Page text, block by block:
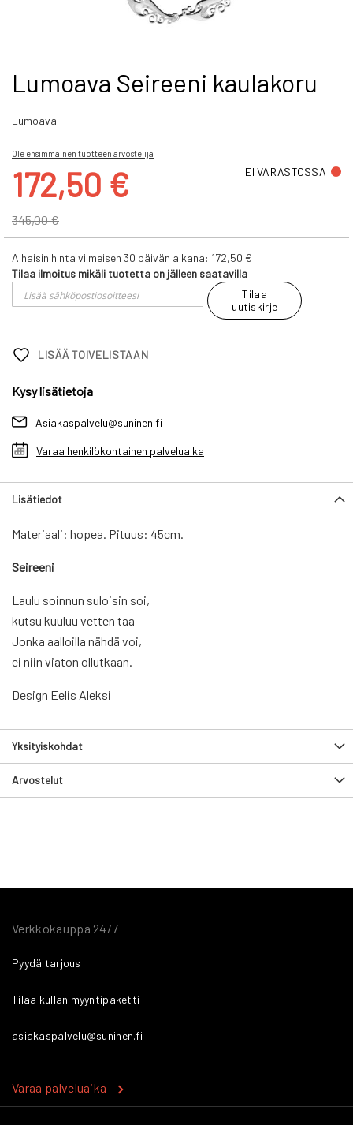
Skip
to
beginning
the
gallery
Lumoava Seireeni kaulakoru
Lumoava
Ole ensimmäinen tuotteen arvostelija
Tarjoushinta
172,50 €
345,00 €
EI VARASTOSSA
Alhaisin hinta viimeisen 30 päivän aikana: 172,50 €
Tilaa ilmoitus mikäli tuotetta on jälleen saatavilla
Tilaa
uutiskirje
LISÄÄ TOIVELISTAAN
Kysy lisätietoja
Asiakaspalvelu@suninen.fi
Varaa henkilökohtainen palveluaika
Lisätiedot
Materiaali: hopea. Pituus: 45cm.
Seireeni
Laulu soinnun suloisin soi,
kutsu kuuluu vetten taa
Jonka aalloilla nähdä voi,
ei niin viaton ollutkaan.
Design Eelis Aleksi
Yksityiskohdat
Arvostelut
Verkkokauppa 24/7
Pyydä tarjous
Tilaa kullan myyntipaketti
asiakaspalvelu@suninen.fi
Varaa palveluaika